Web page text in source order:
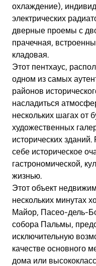
охлаждение),
электрических
дверные проемы с
прачечная,
кладовая.
Этот пентхаус,
одном из самых
районов
насладиться
нескольких шагах от
художественных
исторических
себе историческое
гастрономической,
жизнью.
Этот объект
нескольких минутах
Майор, Пасео-дель-
собора Пальмы,
исключительную
качестве основного
дома или